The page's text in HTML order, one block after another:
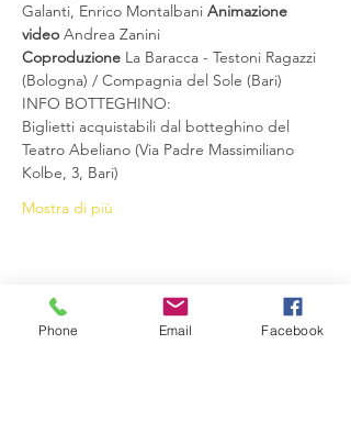
Galanti, Enrico Montalbani Animazione
video Andrea Zanini
Coproduzione La Baracca - Testoni Ragazzi
(Bologna) / Compagnia del Sole (Bari)
INFO BOTTEGHINO:
Biglietti acquistabili dal botteghino del
Teatro Abeliano (Via Padre Massimiliano
Kolbe, 3, Bari)
Mostra di più
Condividi questo evento
Phone Email Facebook